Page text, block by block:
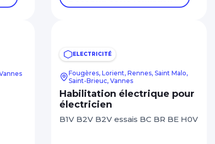
ELECTRICITÉ
Fougères, Lorient, Rennes, Saint Malo,
Saint-Brieuc, Vannes
Habilitation électrique pour
électricien
B1V B2V B2V essais BC BR BE H0V